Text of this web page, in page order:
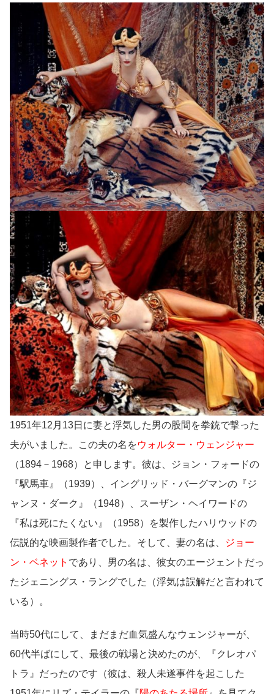
1951年12月13日に妻と浮気した男の股間を拳銃で撃った
夫がいました。この夫の名をウォルター・ウェンジャー
（1894－1968）と申します。彼は、ジョン・フォードの
『駅馬車』（1939）、イングリッド・バーグマンの『ジ
ャンヌ・ダーク』（1948）、スーザン・ヘイワードの
『私は死にたくない』（1958）を製作したハリウッドの
伝説的な映画製作者でした。そして、妻の名は、
ジョー
ン・ベネット であり、男の名は、彼女のエージェントだっ
たジェニングス・ラングでした（浮気は誤解だと言われて
いる）。
当時50代にして、まだまだ血気盛んなウェンジャーが、
60代半ばにして、最後の戦場と決めたのが、『クレオパ
トラ』だったのです（彼は、殺人未遂事件を起こした